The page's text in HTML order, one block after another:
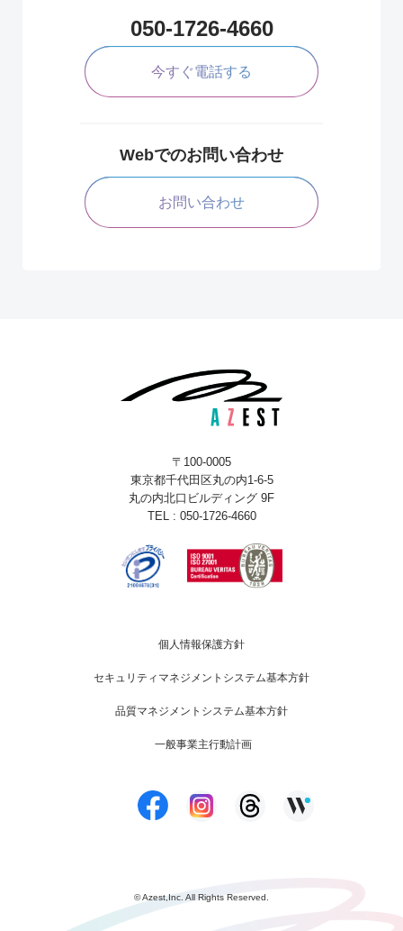
050-1726-4660
今すぐ電話する
Webでのお問い合わせ
お問い合わせ
〒100-0005
東京都千代田区丸の内1-6-5
丸の内北口ビルディング 9F
TEL : 050-1726-4660
個人情報保護方針
セキュリティマネジメントシステム基本方針
品質マネジメントシステム基本方針
一般事業主行動計画
© Azest,Inc. All Rights Reserved.